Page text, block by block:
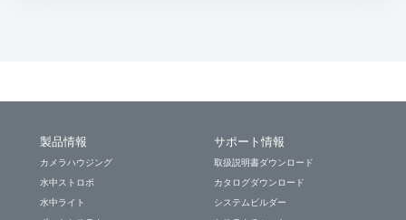
製品情報
カメラハウジング
水中ストロボ
水中ライト
サポート情報
取扱説明書ダウンロード
カタログダウンロード
システムビルダー